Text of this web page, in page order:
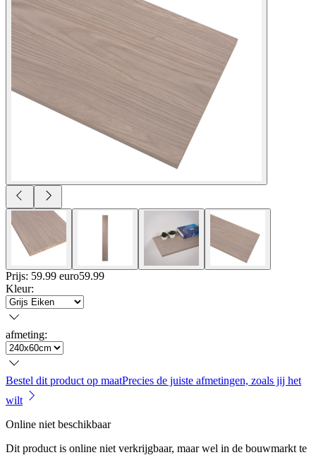
Prijs: 59.99 euro59.99
Kleur:
afmeting:
Bestel dit product op maatPrecies de juiste afmetingen, zoals jij het
wilt
Online niet beschikbaar
Dit product is online niet verkrijgbaar, maar wel in de bouwmarkt te